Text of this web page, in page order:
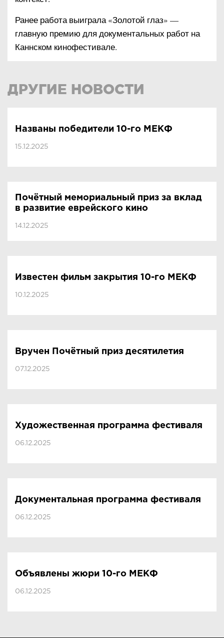
Ранее работа выиграла «Золотой глаз» —
главную премию для документальных работ на
Каннском кинофестивале.
ДРУГИЕ НОВОСТИ
Названы победители 10-го МЕКФ
15.12.2025
Почётный мемориальный приз за вклад
в развитие еврейского кино
14.12.2025
Известен фильм закрытия 10-го МЕКФ
10.12.2025
Вручен Почётный приз десятилетия
07.12.2025
Художественная программа фестиваля
06.12.2025
Документальная программа фестиваля
06.12.2025
Объявлены жюри 10-го МЕКФ
06.12.2025